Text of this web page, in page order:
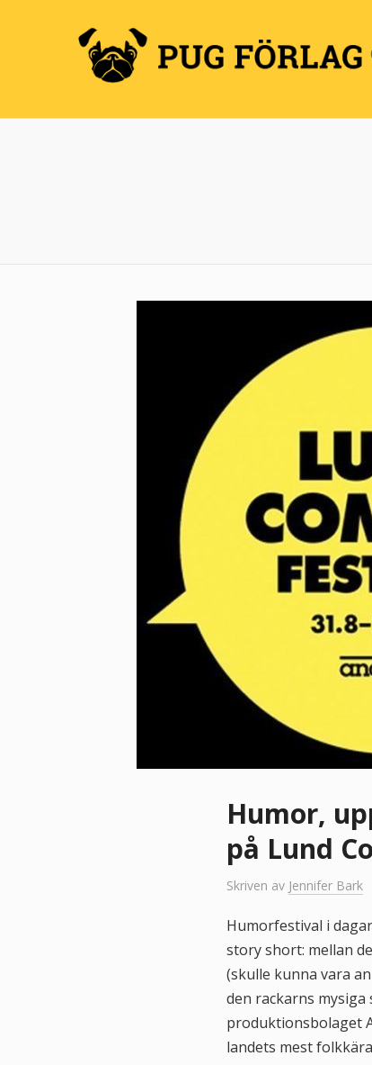
Humor,
på Lund
Skriven av Jennifer Bark
Humorfestival i
story short: mellan
(skulle kunna vara
den rackarns
produktionsbolaget
landets mest